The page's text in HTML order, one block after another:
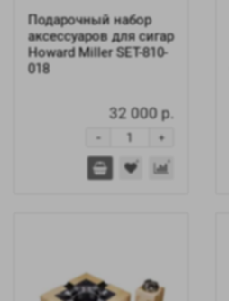
Подарочный набор
аксессуаров для сигар
Howard Miller SET-810-
018
32 000 р.
+
-